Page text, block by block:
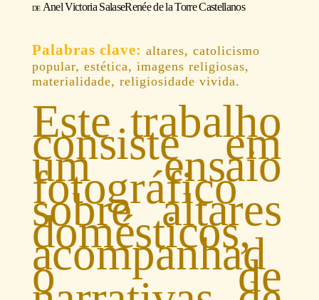
Anel Victoria SalaseRenée de la Torre Castellanos
altares, catolicismo
popular, estética, imagens religiosas,
materialidade, religiosidade vivida.
Este trabalho
consiste em
um ensaio
fotográfico
sobre altares
domésticos,
acompanhad
o de